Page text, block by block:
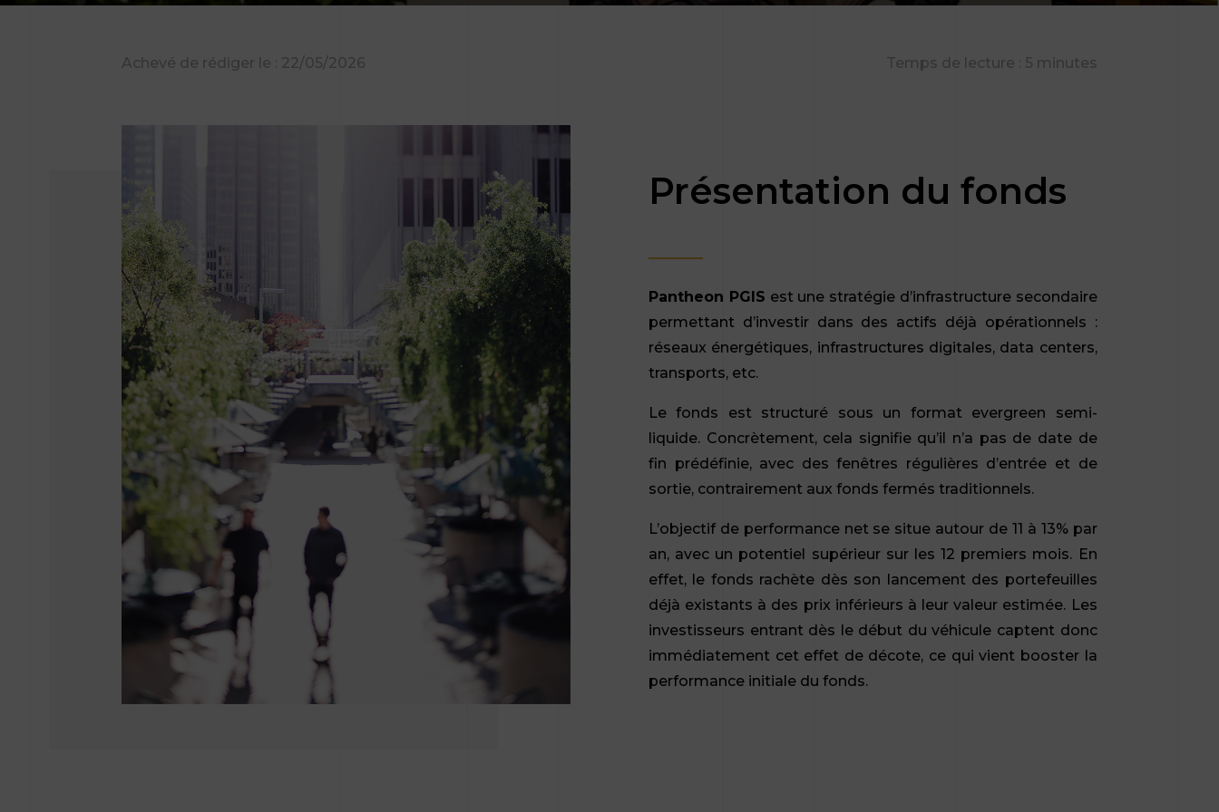
Achevé de rédiger le : 22/05/2026 Temps de lecture : 5 minutes
Présentation du fonds
Pantheon PGIS est une stratégie d’infrastructure secondaire
permettant d’investir dans des actifs déjà opérationnels :
réseaux énergétiques, infrastructures digitales, data centers,
transports, etc.
Le fonds est structuré sous un format evergreen semi-
liquide. Concrètement, cela signifie qu’il n’a pas de date de
fin prédéfinie, avec des fenêtres régulières d’entrée et de
sortie, contrairement aux fonds fermés traditionnels.
L’objectif de performance net se situe autour de 11 à 13% par
an, avec un potentiel supérieur sur les 12 premiers mois. En
effet, le fonds rachète dès son lancement des portefeuilles
déjà existants à des prix inférieurs à leur valeur estimée. Les
investisseurs entrant dès le début du véhicule captent donc
immédiatement cet effet de décote, ce qui vient booster la
performance initiale du fonds.